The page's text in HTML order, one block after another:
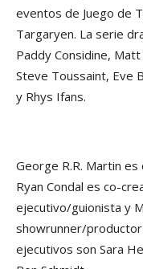
eventos de Juego de
Targaryen. La serie
Paddy Considine, Matt
Steve Toussaint, Eve
y Rhys Ifans.
George R.R. Martin
Ryan Condal es co-
ejecutivo/guionista y
showrunner/
ejecutivos son Sara